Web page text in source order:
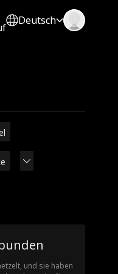
Deutsch
und sie haben